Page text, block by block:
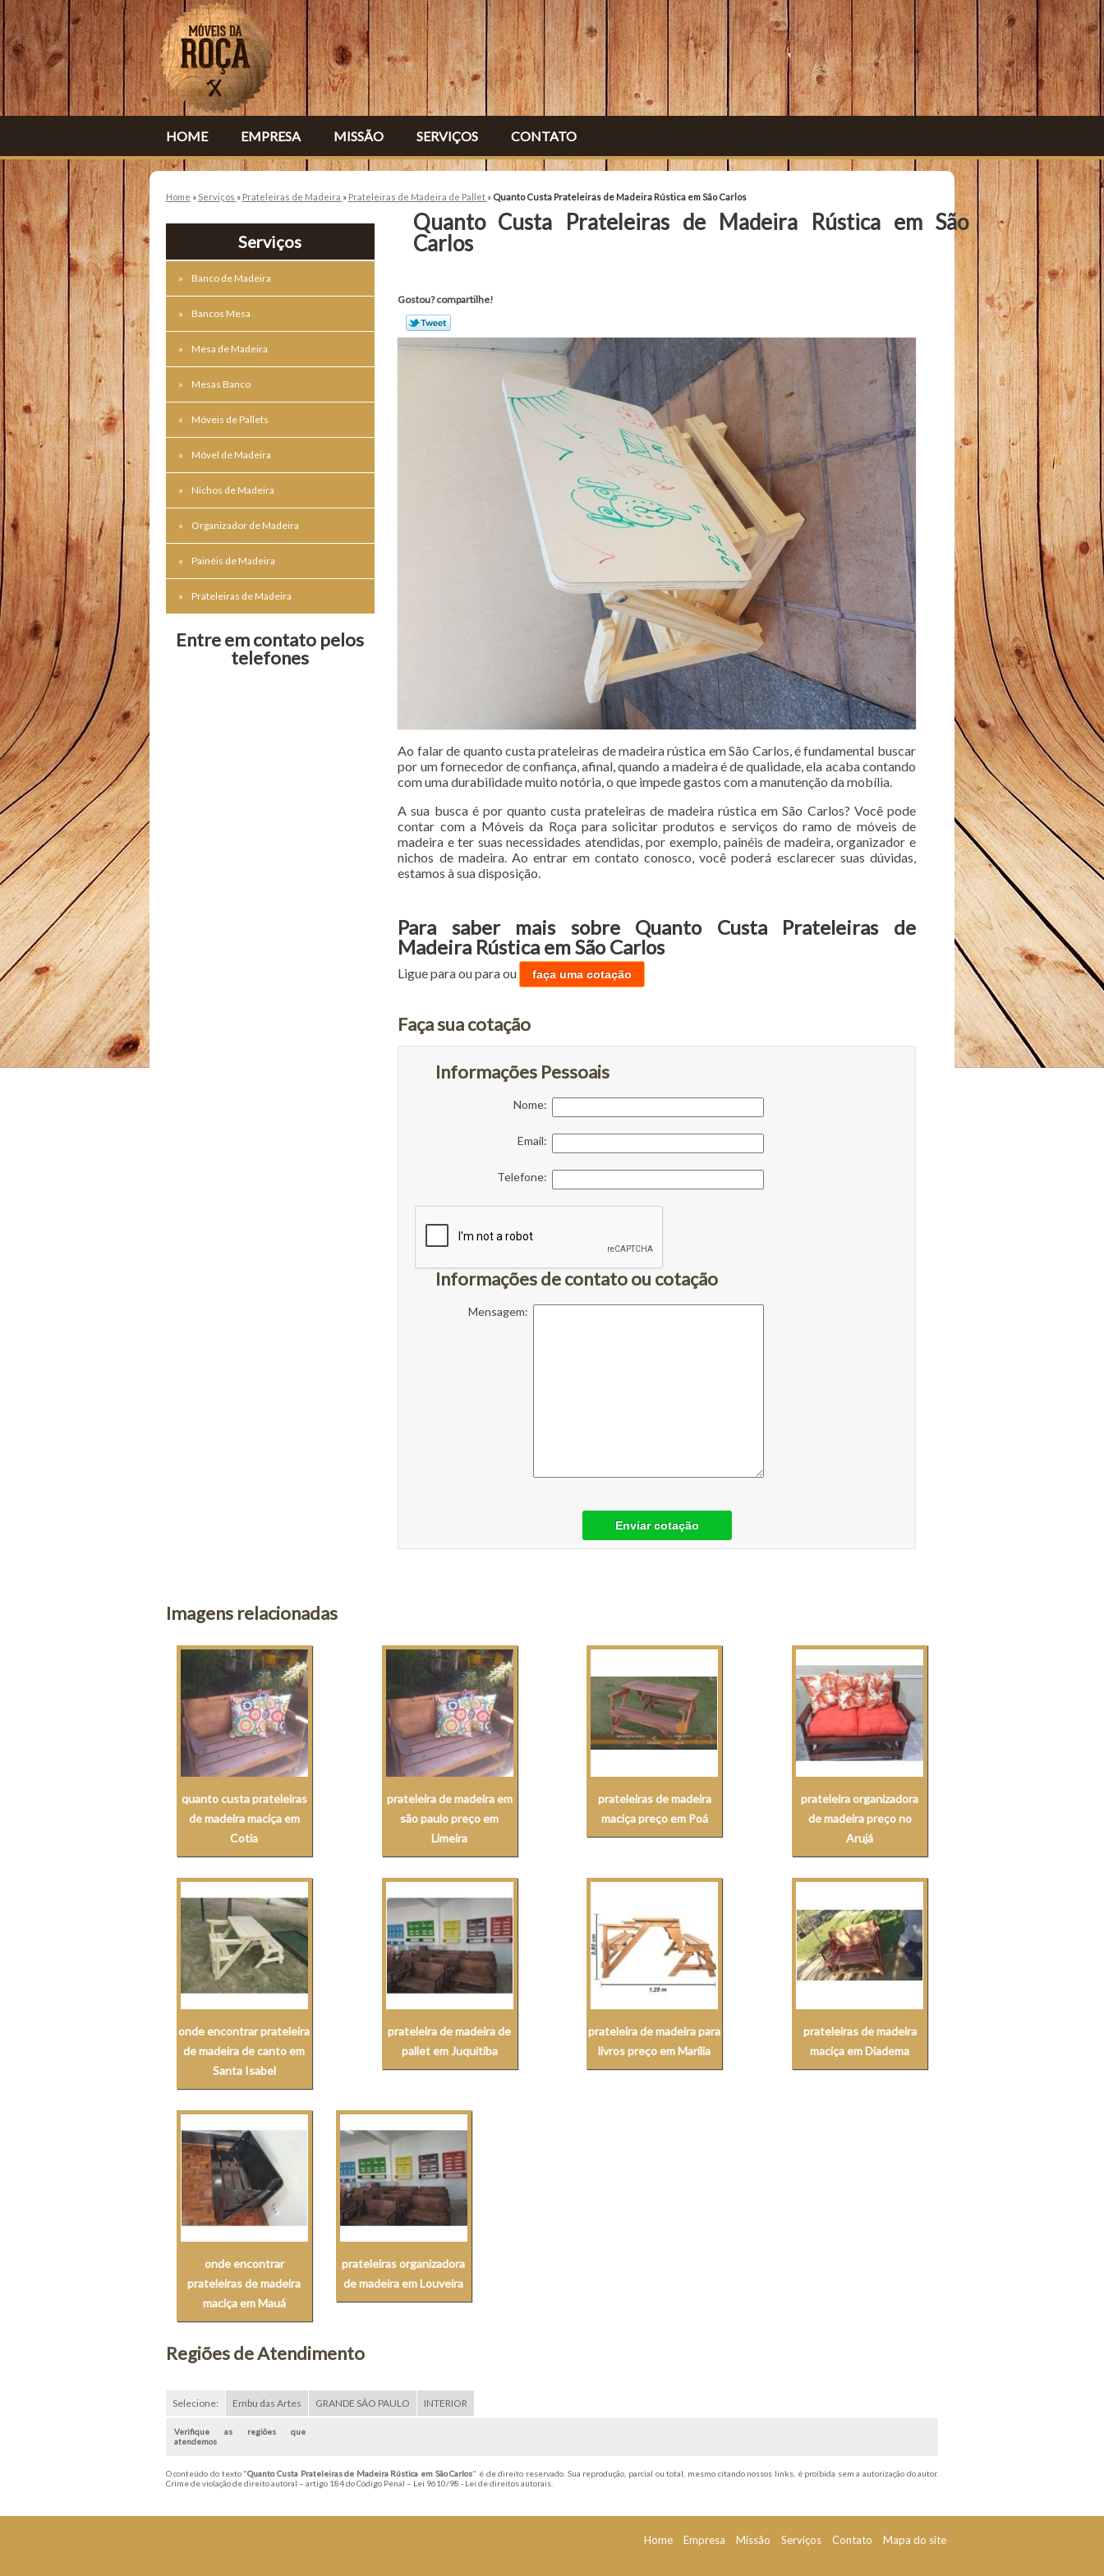
HOME EMPRESA MISSÃO SERVIÇOS CONTATO
Home » Serviços » Prateleiras de Madeira » Prateleiras de Madeira de Pallet » Quanto Custa Prateleiras de Madeira Rústica em São Carlos
Serviços
Banco de Madeira
Bancos Mesa
Mesa de Madeira
Mesas Banco
Móveis de Pallets
Móvel de Madeira
Nichos de Madeira
Organizador de Madeira
Painéis de Madeira
Prateleiras de Madeira
Entre em contato pelos
telefones
Quanto Custa Prateleiras de Madeira Rústica em São
Carlos
Gostou? compartilhe!
Ao falar de quanto custa prateleiras de madeira rústica em São Carlos, é fundamental buscar
por um fornecedor de confiança, afinal, quando a madeira é de qualidade, ela acaba contando
com uma durabilidade muito notória, o que impede gastos com a manutenção da mobília.
A sua busca é por quanto custa prateleiras de madeira rústica em São Carlos? Você pode
contar com a Móveis da Roça para solicitar produtos e serviços do ramo de móveis de
madeira e ter suas necessidades atendidas, por exemplo, painéis de madeira, organizador e
nichos de madeira. Ao entrar em contato conosco, você poderá esclarecer suas dúvidas,
estamos à sua disposição.
Para saber mais sobre Quanto Custa Prateleiras de
Madeira Rústica em São Carlos
Ligue paraou paraou faça uma cotação
Faça sua cotação
Informações Pessoais
Nome:
Email:
Telefone:
Informações de contato ou cotação
Mensagem:
Enviar cotação
Imagens relacionadas
quanto custa prateleiras
de madeira maciça em
Cotia
prateleira de madeira em
são paulo preço em
Limeira
prateleiras de madeira
maciça preço em Poá
prateleira organizadora
de madeira preço no
Arujá
onde encontrar prateleira
de madeira de canto em
Santa Isabel
prateleira de madeira de
pallet em Juquitiba
prateleira de madeira para
livros preço em Marília
prateleiras de madeira
maciça em Diadema
onde encontrar
prateleiras de madeira
maciça em Mauá
prateleiras organizadora
de madeira em Louveira
Regiões de Atendimento
Selecione: Embu das Artes GRANDE SÃO PAULO INTERIOR
Verifique as regiões que
atendemos
O conteúdo do texto "Quanto Custa Prateleiras de Madeira Rústica em São Carlos" é de direito reservado. Sua reprodução, parcial ou total, mesmo citando nossos links, é proibida sem a autorização do autor.
Crime de violação de direito autoral – artigo 184 do Código Penal – Lei 9610/98 - Lei de direitos autorais.
Home Empresa Missão Serviços Contato Mapa do site